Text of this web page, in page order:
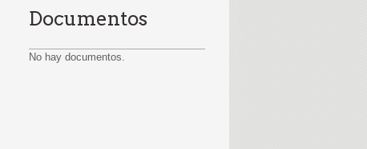
Documentos
No hay documentos.